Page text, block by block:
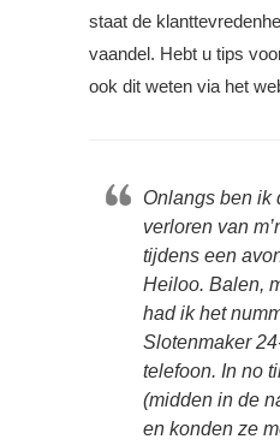
staat de
vaandel. Hebt u tips
ook dit weten via het
Onlangs ben ik
verloren van
tijdens een
Heiloo. Balen,
had ik het
Slotenmaker
telefoon. In no
(midden in de
en konden ze